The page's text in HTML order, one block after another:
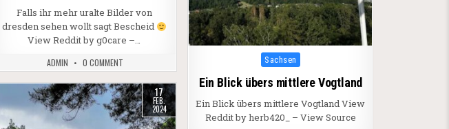
Falls ihr mehr uralte Bilder von
dresden sehen wollt sagt Bescheid
View Reddit by g0care –…
ADMIN 0 COMMENT Posted in
Sachsen
Ein Blick übers mittlere Vogtland
Ein Blick übers mittlere Vogtland View
Reddit by herb420_ – View Source
17
FEB.
2024